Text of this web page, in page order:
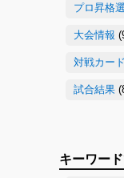
プロ昇格
大会情報
対戦カード
試合結果
キーワー